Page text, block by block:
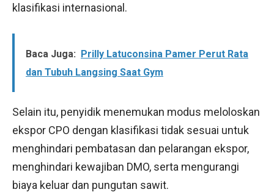
klasifikasi internasional.
Baca Juga: Prilly Latuconsina Pamer Perut Rata
dan Tubuh Langsing Saat Gym
Selain itu, penyidik menemukan modus meloloskan
ekspor CPO dengan klasifikasi tidak sesuai untuk
menghindari pembatasan dan pelarangan ekspor,
menghindari kewajiban DMO, serta mengurangi
biaya keluar dan pungutan sawit.